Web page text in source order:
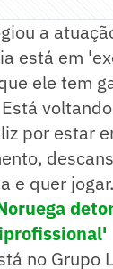
a
está em
ele tem
por estar
e quer jogar.
no Grupo